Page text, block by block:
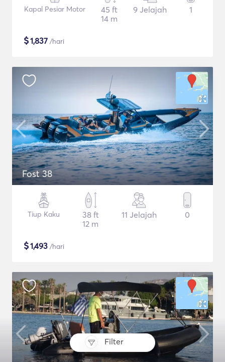
Filter
Kapal Pesiar Motor
45 ft
14 m
9 Jelajah 1
$1,837 /hari
Fost 38
Tiup Kaku
38 ft
12 m
11 Jelajah 0
$1,493 /hari